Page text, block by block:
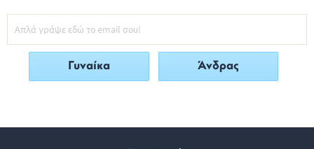
Γυναίκα Άνδρας